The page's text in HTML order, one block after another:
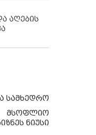
აღების
სამხედრო
მსოფლიო
ნიუსი